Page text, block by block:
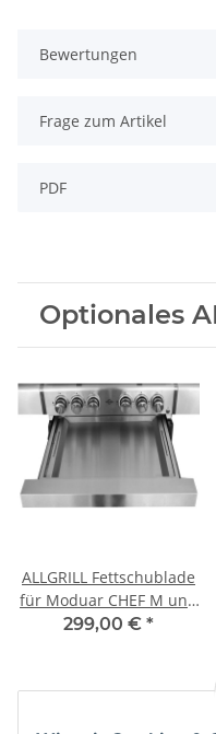
Bewertungen
Frage zum Artikel
PDF
Optionales
ALLGRILL Fettschublade
für Moduar CHEF M und
ALLROUNDER M
299,00 € *